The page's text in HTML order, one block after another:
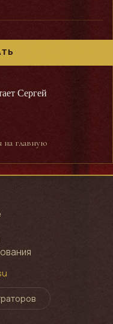
Сергей
главную